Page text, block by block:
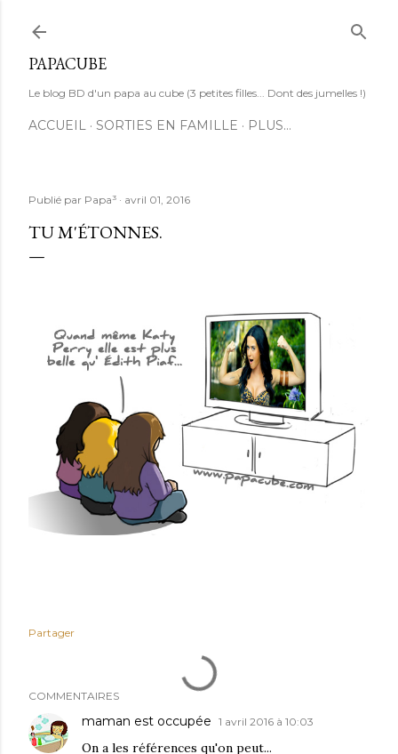
PAPACUBE
Le blog BD d'un papa au cube (3 petites filles... Dont des jumelles !)
ACCUEIL SORTIES EN FAMILLE PLUS…
Publié par Papa³ avril 01, 2016
TU M'ÉTONNES.
Partager
COMMENTAIRES
maman est occupée 1 avril 2016 à 10:03
On a les références qu'on peut...